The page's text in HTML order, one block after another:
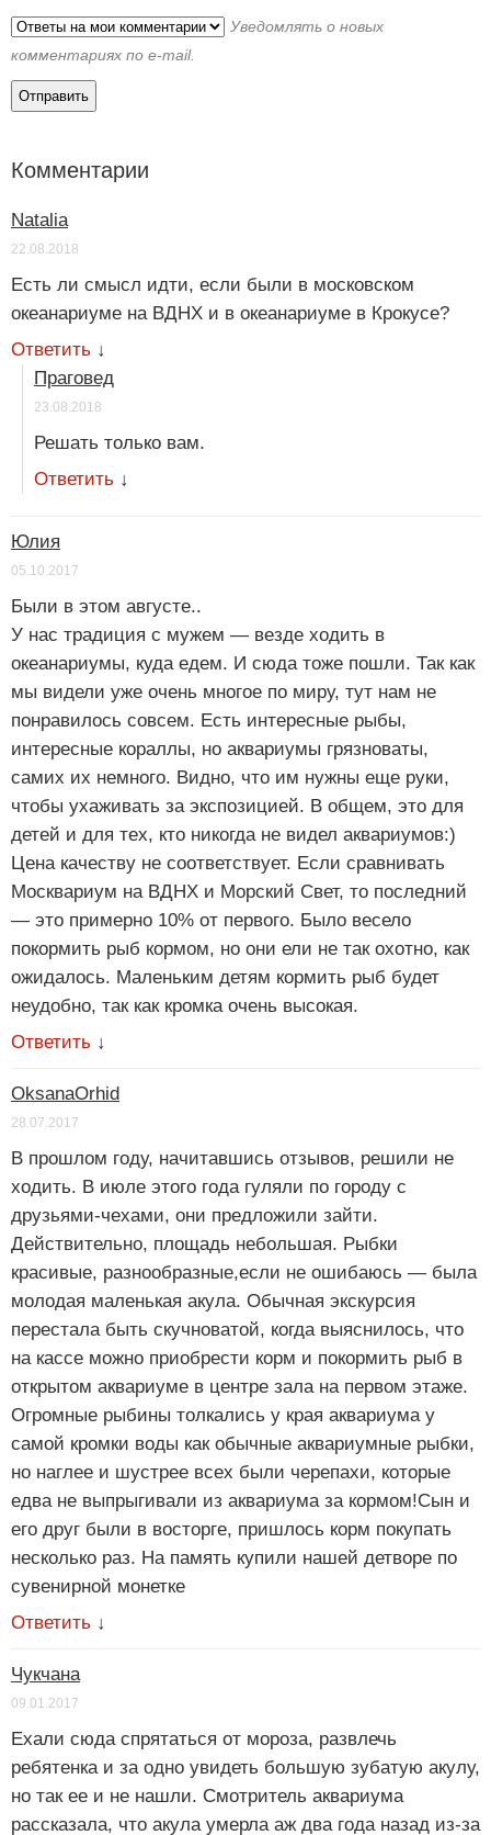
Уведомлять о новых
комментариях по e-mail.
Комментарии
Natalia
22.08.2018
Есть ли смысл идти, если были в московском
океанариуме на ВДНХ и в океанариуме в Крокусе?
Ответить ↓
Праговед
23.08.2018
Решать только вам.
Ответить ↓
Юлия
05.10.2017
Были в этом августе..
У нас традиция с мужем — везде ходить в
океанариумы, куда едем. И сюда тоже пошли. Так как
мы видели уже очень многое по миру, тут нам не
понравилось совсем. Есть интересные рыбы,
интересные кораллы, но аквариумы грязноваты,
самих их немного. Видно, что им нужны еще руки,
чтобы ухаживать за экспозицией. В общем, это для
детей и для тех, кто никогда не видел аквариумов:)
Цена качеству не соответствует. Если сравнивать
Москвариум на ВДНХ и Морский Свет, то последний
— это примерно 10% от первого. Было весело
покормить рыб кормом, но они ели не так охотно, как
ожидалось. Маленьким детям кормить рыб будет
неудобно, так как кромка очень высокая.
Ответить ↓
OksanaOrhid
28.07.2017
В прошлом году, начитавшись отзывов, решили не
ходить. В июле этого года гуляли по городу с
друзьями-чехами, они предложили зайти.
Действительно, площадь небольшая. Рыбки
красивые, разнообразные,если не ошибаюсь — была
молодая маленькая акула. Обычная экскурсия
перестала быть скучноватой, когда выяснилось, что
на кассе можно приобрести корм и покормить рыб в
открытом аквариуме в центре зала на первом этаже.
Огромные рыбины толкались у края аквариума у
самой кромки воды как обычные аквариумные рыбки,
но наглее и шустрее всех были черепахи, которые
едва не выпрыгивали из аквариума за кормом!Сын и
его друг были в восторге, пришлось корм покупать
несколько раз. На память купили нашей детворе по
сувенирной монетке
Ответить ↓
Чукчана
09.01.2017
Ехали сюда спрятаться от мороза, развлечь
ребятенка и за одно увидеть большую зубатую акулу,
но так ее и не нашли. Смотритель аквариума
рассказала, что акула умерла аж два года назад из-за